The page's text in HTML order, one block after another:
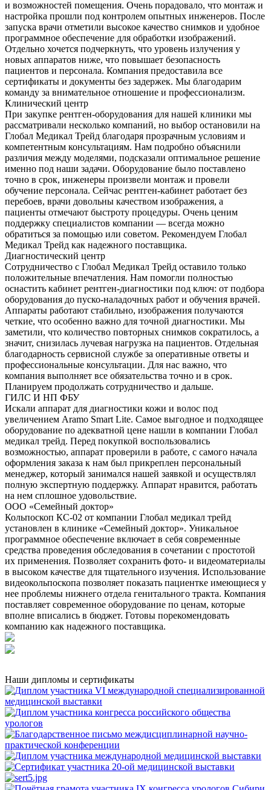
и возможностей помещения. Очень порадовало, что монтаж и
настройка прошли под контролем опытных инженеров. После
запуска врачи отметили высокое качество снимков и удобное
программное обеспечение для обработки изображений.
Отдельно хочется подчеркнуть, что уровень излучения у
новых аппаратов ниже, что повышает безопасность
пациентов и персонала. Компания предоставила все
сертификаты и документы без задержек. Мы благодарим
команду за внимательное отношение и профессионализм.
Клинический центр
При закупке рентген-оборудования для нашей клиники мы
рассматривали несколько компаний, но выбор остановили на
Глобал Медикал Трейд благодаря прозрачным условиям и
компетентным консультациям. Нам подробно объяснили
различия между моделями, подсказали оптимальное решение
именно под наши задачи. Оборудование было поставлено
точно в срок, инженеры произвели монтаж и провели
обучение персонала. Сейчас рентген-кабинет работает без
перебоев, врачи довольны качеством изображения, а
пациенты отмечают быстроту процедуры. Очень ценим
поддержку специалистов компании — всегда можно
обратиться за помощью или советом. Рекомендуем Глобал
Медикал Трейд как надежного поставщика.
Диагностический центр
Сотрудничество с Глобал Медикал Трейд оставило только
положительные впечатления. Нам помогли полностью
оснастить кабинет рентген-диагностики под ключ: от подбора
оборудования до пуско-наладочных работ и обучения врачей.
Аппараты работают стабильно, изображения получаются
четкие, что особенно важно для точной диагностики. Мы
заметили, что количество повторных снимков сократилось, а
значит, снизилась лучевая нагрузка на пациентов. Отдельная
благодарность сервисной службе за оперативные ответы и
профессиональные консультации. Для нас важно, что
компания выполняет все обязательства точно и в срок.
Планируем продолжать сотрудничество и дальше.
ГИЛС И НП ФБУ
Искали аппарат для диагностики кожи и волос под
увеличением Aramo Smart Lite. Самое выгодное и подходящее
оборудование по адекватной цене нашли в компании Глобал
медикал трейд. Перед покупкой воспользовались
возможностью, аппарат проверили в работе, с самого начала
оформления заказа к нам был прикреплен персональный
менеджер, который занимался нашей заявкой и осуществлял
полную экспертную поддержку. Аппарат нравится, работать
на нем сплошное удовольствие.
ООО «Семейный доктор»
Кольпоскоп КС-02 от компании Глобал медикал трейд
установлен в клинике «Семейный доктор». Уникальное
программное обеспечение включает в себя современные
средства проведения обследования в сочетании с простотой
их применения. Позволяет сохранить фото- и видеоматериалы
в высоком качестве для тщательного изучения. Использование
видеокольпоскопа позволяет показать пациентке имеющиеся у
нее проблемы нижнего отдела генитального тракта. Компания
поставляет современное оборудование по ценам, которые
вполне вписались в бюджет. Готовы порекомендовать
компанию как надежного поставщика.
Наши дипломы и сертификаты